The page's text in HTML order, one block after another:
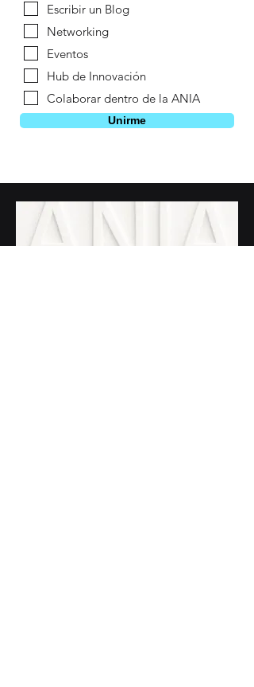
Escribir un Blog
Networking
Eventos
Hub de Innovación
Colaborar dentro de la ANIA
Unirme